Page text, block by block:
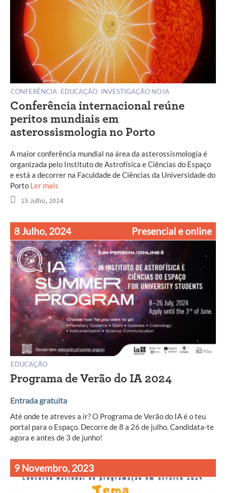
CONFERÊNCIA EDUCAÇÃO INVESTIGAÇÃO NO IA
Conferência internacional reúne
peritos mundiais em
asterossismologia no Porto
A maior conferência mundial na área da asterossismologia é
organizada pelo Instituto de Astrofísica e Ciências do Espaço
e está a decorrer na Faculdade de Ciências da Universidade do
Porto Ler mais
15 Julho, 2024
8 Julho, 2024 Presencial e online
EDUCAÇÃO
Programa de Verão do IA 2024
Entrada gratuita
Até onde te atreves a ir? O Programa de Verão do IA é o teu
portal para o Espaço. Decorre de 8 a 26 de julho. Candidata-te
agora e antes de 3 de junho!
9 Novembro, 2023